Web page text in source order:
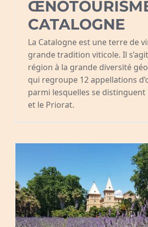
CATALOGNE
La Catalogne est une terre de
grande tradition viticole. Il
région à la grande diversité
qui regroupe 12 appellations
parmi lesquelles se distinguent
et le Priorat.